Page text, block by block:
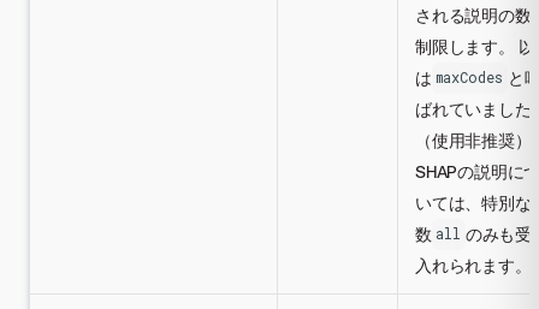
される説明の数
制限します。 以
は maxCodes と
ばれていました
（使用非推奨）
SHAPの説明に
いては、特別な
数 all のみも受
入れられます。